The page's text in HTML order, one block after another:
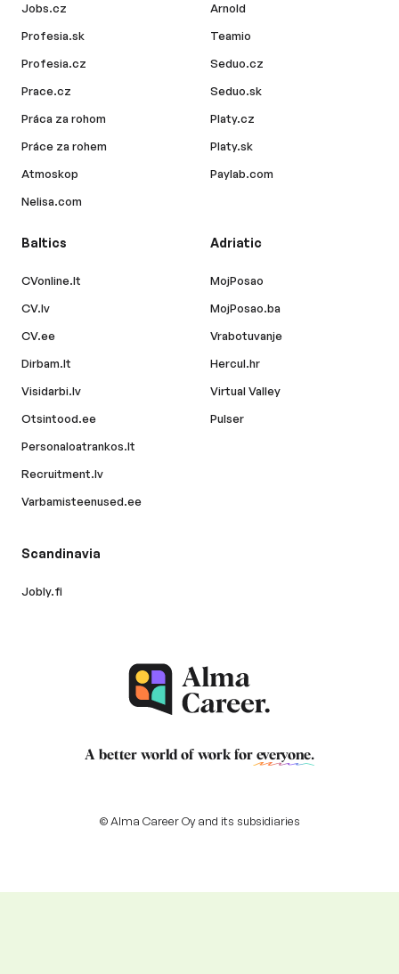
Jobs.cz
Profesia.sk
Profesia.cz
Prace.cz
Práca za rohom
Práce za rohem
Atmoskop
Nelisa.com
Arnold
Teamio
Seduo.cz
Seduo.sk
Platy.cz
Platy.sk
Paylab.com
Baltics
CVonline.lt
CV.lv
CV.ee
Dirbam.lt
Visidarbi.lv
Otsintood.ee
Personaloatrankos.lt
Recruitment.lv
Varbamisteenused.ee
Adriatic
MojPosao
MojPosao.ba
Vrabotuvanje
Hercul.hr
Virtual Valley
Pulser
Scandinavia
Jobly.fi
A better world of work for everyone.
© Alma Career Oy and its subsidiaries